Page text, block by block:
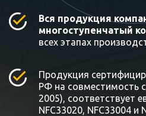
Вся продукция
многоступенчатый
всех этапах
Продукция
РФ на совместимость
2005), соответствует
NFC33020, NFC33004 и